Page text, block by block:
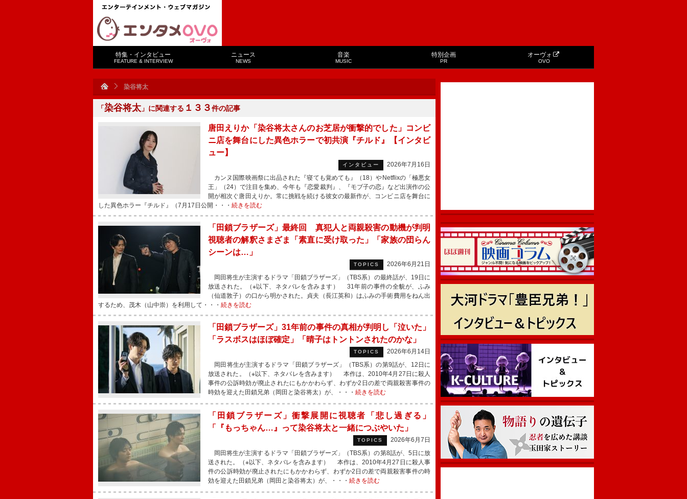
特集・インタビュー
FEATURE & INTERVIEW
ニュース
NEWS
音楽
MUSIC
特別企画
PR
オーヴォ
OVO
染谷将太
「染谷将太 」に関連する １３３件の記事
唐田えりか「染谷将太さんのお芝居が衝撃的でした」コンビ
ニ店を舞台にした異色ホラーで初共演『チルド』【インタビ
ュー】
インタビュー
2026年7月16日
カンヌ国際映画祭に出品された『寝ても覚めても』（18）やNetflixの「極悪女
王」（24）で注目を集め、今年も『恋愛裁判』、『モブ子の恋』など出演作の公
開が相次ぐ唐田えりか。常に挑戦を続ける彼女の最新作が、コンビニ店を舞台に
した異色ホラー『チルド』（7月17日公開・・・ 続きを読む
「田鎖ブラザーズ」最終回 真犯人と両親殺害の動機が判明
視聴者の解釈さまざま「素直に受け取った」「家族の団らん
シーンは…」
TOPICS
2026年6月21日
岡田将生が主演するドラマ「田鎖ブラザーズ」（TBS系）の最終話が、19日に
放送された。（※以下、ネタバレを含みます） 31年前の事件の全貌が、ふみ
（仙道敦子）の口から明かされた。貞夫（長江英和）はふみの手術費用をねん出
するため、茂木（山中崇）を利用して・・・ 続きを読む
「田鎖ブラザーズ」31年前の事件の真相が判明し「泣いた」
「ラスボスはほぼ確定」「晴子はトントンされたのかな」
TOPICS
2026年6月14日
岡田将生が主演するドラマ「田鎖ブラザーズ」（TBS系）の第9話が、12日に
放送された。（※以下、ネタバレを含みます） 本作は、2010年4月27日に殺人
事件の公訴時効が廃止されたにもかかわらず、わずか2日の差で両親殺害事件の
時効を迎えた田鎖兄弟（岡田と染谷将太）が、・・・ 続きを読む
「田鎖ブラザーズ」衝撃展開に視聴者「悲し過ぎる」
「『もっちゃん…』って染谷将太と一緒につぶやいた」
TOPICS
2026年6月7日
岡田将生が主演するドラマ「田鎖ブラザーズ」（TBS系）の第8話が、5日に放
送された。（※以下、ネタバレを含みます） 本作は、2010年4月27日に殺人事
件の公訴時効が廃止されたにもかかわらず、わずか2日の差で両親殺害事件の時
効を迎えた田鎖兄弟（岡田と染谷将太）が、・・・ 続きを読む